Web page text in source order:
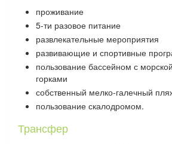
проживание
5-ти разовое питание
развлекательные мероприятия
развивающие и спортивные
пользование бассейном с
горками
собственный мелко-галечный
пользование скалодромом.
Трансфер